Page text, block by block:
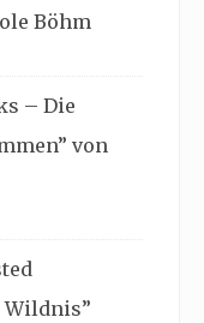
Böhm
– Die
von
Wildnis”